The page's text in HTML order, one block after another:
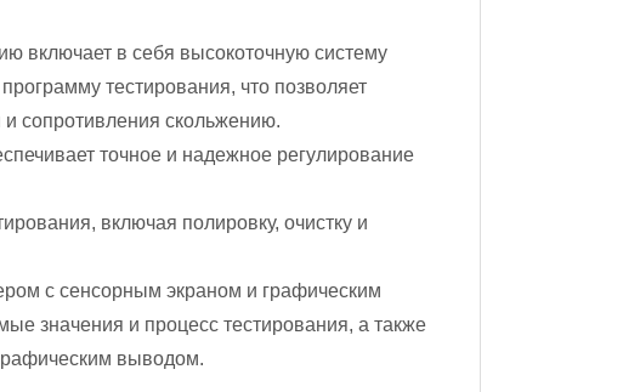
включает в себя высокоточную систему
тестирования, что позволяет
и сопротивления скольжению.
точное и надежное регулирование
включая полировку, очистку и
с сенсорным экраном и графическим
значения и процесс тестирования, а также
выводом.